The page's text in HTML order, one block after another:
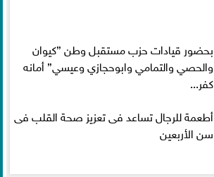
بحضور قيادات حزب مستقبل وطن ”كيوان
والحصي والتمامي وابوحجازي وعيسي” أمانه
كفر...
أطعمة للرجال تساعد فى تعزيز صحة القلب فى
سن الأربعين